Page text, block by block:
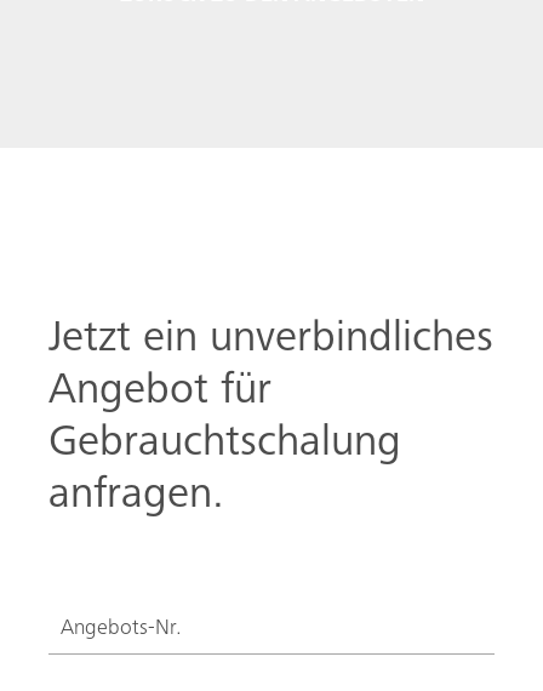
Jetzt ein unverbindliches
Angebot für
Gebrauchtschalung
anfragen.